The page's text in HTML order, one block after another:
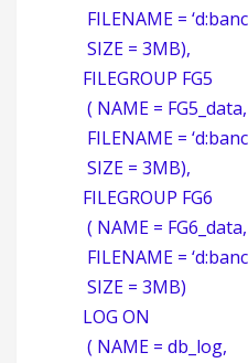
FILENAME =
SIZE = 3MB),
FILEGROUP FG5
( NAME = FG5_data,
FILENAME =
SIZE = 3MB),
FILEGROUP FG6
( NAME = FG6_data,
FILENAME =
SIZE = 3MB)
LOG ON
( NAME = db_log,